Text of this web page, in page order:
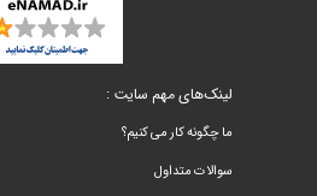
لینک‌های مهم سایت :
ما چگونه کار می کنیم؟
سوالات متداول